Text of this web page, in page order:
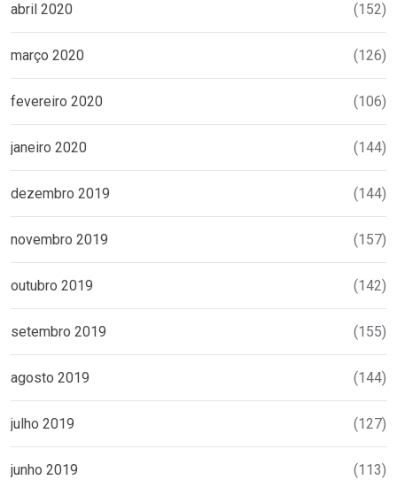
abril 2020 (152)
março 2020 (126)
fevereiro 2020 (106)
janeiro 2020 (144)
dezembro 2019 (144)
novembro 2019 (157)
outubro 2019 (142)
setembro 2019 (155)
agosto 2019 (144)
julho 2019 (127)
junho 2019 (113)